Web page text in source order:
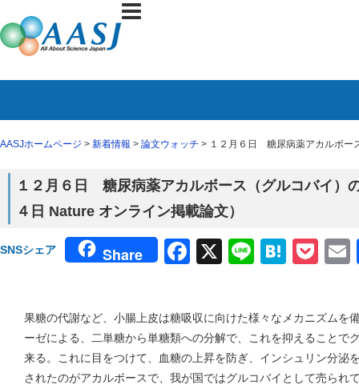
AASJホームページ > 新着情報 > 論文ウォッチ > １２月６日 糖尿病薬アカルボー
１２月６日 糖尿病薬アカルボース（グルコバイ）
４日 Nature オンライン掲載論文）
SNSシェア Share Facebook
X Line
果糖の代謝など、小腸上皮は糖吸収に向けた様々なメカニズムを
ーゼによる、二単糖から単糖類への分解で、これを抑えることで
来る。これに目をつけて、血糖の上昇を防ぎ、インシュリン分泌
されたのがアカルボースで、我が国ではグルコバイとして売られ